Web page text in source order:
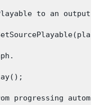
to an output
progressing